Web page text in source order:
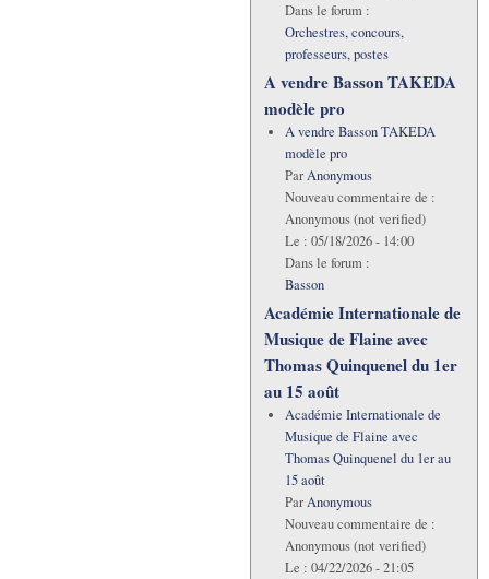
Dans le forum :
Orchestres, concours,
professeurs, postes
A vendre Basson TAKEDA
modèle pro
A vendre Basson TAKEDA
modèle pro
ParAnonymous
Nouveau commentaire de :
Anonymous (not verified)
Le : 05/18/2026 - 14:00
Dans le forum :
Basson
Académie Internationale de
Musique de Flaine avec
Thomas Quinquenel du 1er
au 15 août
Académie Internationale de
Musique de Flaine avec
Thomas Quinquenel du 1er au
15 août
ParAnonymous
Nouveau commentaire de :
Anonymous (not verified)
Le : 04/22/2026 - 21:05